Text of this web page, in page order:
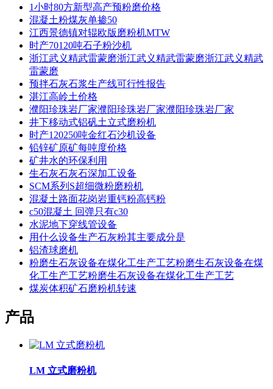
1小时80方新型高产预粉磨价格
混凝土粉煤灰单掺50
江西景德镇对辊欧版磨粉机MTW
时产70120吨石子粉沙机
浙江武义精武雷蒙磨浙江武义精武雷蒙磨浙江武义精武
雷蒙磨
预拌石灰石浆生产线可行性报告
湛江高岭土价格
濮阳珍珠岩厂家濮阳珍珠岩厂家濮阳珍珠岩厂家
井下移动式铝矾土立式磨粉机
时产120250吨金红石沙机设备
铅锌矿原矿每吨度价格
矿井水的环保利用
生石灰石灰石深加工设备
SCM系列S超细微粉磨粉机
混凝土路面花岗岩重钙粉高钙粉
c50混凝土 回弹只有c30
水泥地下穿线管设备
用什么设备生产石灰粉其主要成分是
铝渣球磨机
粉磨生石灰设备在煤化工生产工艺粉磨生石灰设备在煤
化工生产工艺粉磨生石灰设备在煤化工生产工艺
煤炭体积矿石磨粉机转速
产品
LM 立式磨粉机